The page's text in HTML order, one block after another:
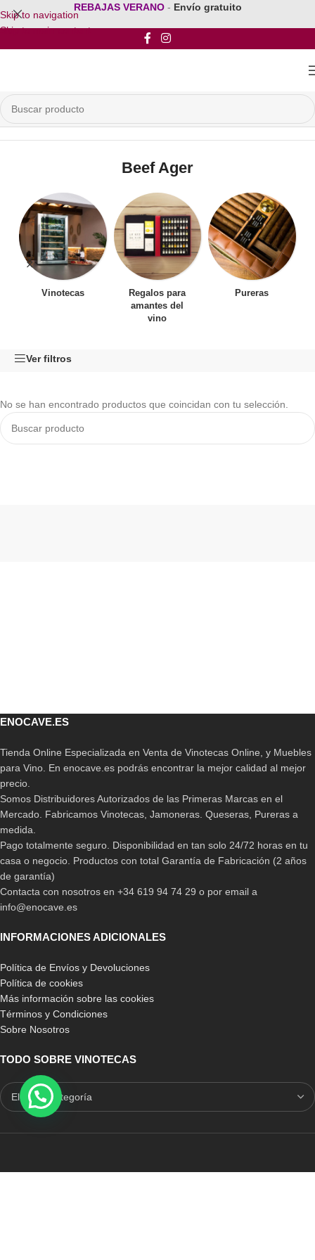
Skip to navigation
Skip to main content
REBAJAS VERANO - Envío gratuito
Inicio/Cámaras de Maduración de Carne/Beef Ager
Beef Ager
Vinotecas
Regalos para
amantes del
vino
Pureras
Ver filtros
No se han encontrado productos que coincidan con tu selección.
ENOCAVE.ES
Tienda Online Especializada en Venta de Vinotecas Online, y Muebles
para Vino. En enocave.es podrás encontrar la mejor calidad al mejor
precio.
Somos Distribuidores Autorizados de las Primeras Marcas en el
Mercado. Fabricamos Vinotecas, Jamoneras. Queseras, Pureras a
medida.
Pago totalmente seguro. Disponibilidad en tan solo 24/72 horas en tu
casa o negocio. Productos con total Garantía de Fabricación (2 años
de garantía)
Contacta con nosotros en +34 619 94 74 29 o por email a
info@enocave.es
INFORMACIONES ADICIONALES
Política de Envíos y Devoluciones
Política de cookies
Más información sobre las cookies
Términos y Condiciones
Sobre Nosotros
TODO SOBRE VINOTECAS